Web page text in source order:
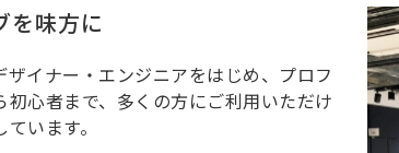
を味方に
ザイナー・エンジニアをはじめ、プロフ
初心者まで、多くの方にご利用いただけ
います。